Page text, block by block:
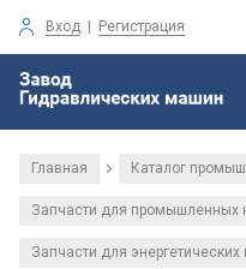
Вход | Регистрация
Главная / Каталог
Запчасти для промышленных
Запчасти для энергетических